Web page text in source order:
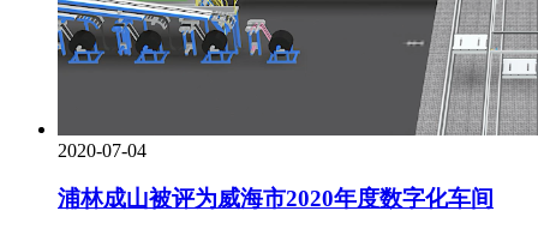
2020-07-04
浦林成山被评为威海市2020年度数字化车间